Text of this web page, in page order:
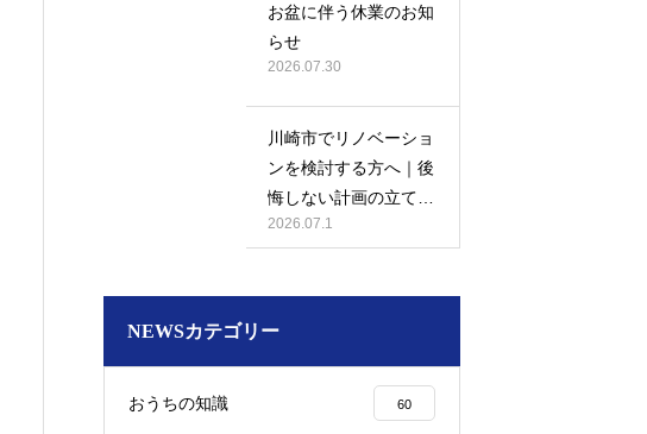
お客様アンケート401
鎌倉市の外壁・屋根塗装は地域密着の
建物の点検・維持管理は信頼できる専
門家へ （チラシ）
お客様アンケート403
外構はコンクリートと芝生どっちが良
い？それぞれの特徴と選び方のポイン
鎌倉市の外壁・屋根塗装は地域密着の
お盆に伴う休業のお知
らせ
2026.07.30
川崎市でリノベーショ
ンを検討する方へ｜後
悔しない計画の立て方
と相談先の選び方
2026.07.1
NEWSカテゴリー
おうちの知識 60